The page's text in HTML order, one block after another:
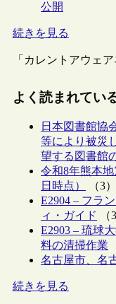
公開
続きを見る
「カレントアウェ
よく読まれてい
日本図書館協
等により被災
望する図書館
令和8年熊本
日時点）
（3）
E2904 – フラ
ィ・ガイド
（
E2903 – 琉球
料の清掃作業
名古屋市、名
続きを見る